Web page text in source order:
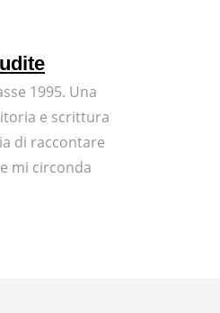
1995. Una
e scrittura
di raccontare
mi circonda